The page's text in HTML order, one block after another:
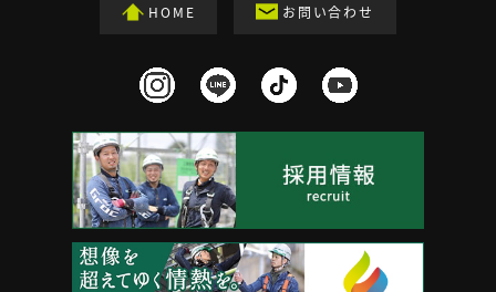
HOME お問い合わせ